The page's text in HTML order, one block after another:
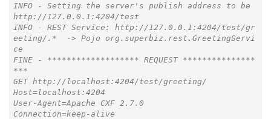
INFO - Setting the server's publish address to be
http://127.0.0.1:4204/test
INFO - REST Service: http://127.0.0.1:4204/test/gr
eeting/.*  -> Pojo org.superbiz.rest.GreetingServi
ce
FINE - ******************* REQUEST ***************
***
GET http://localhost:4204/test/greeting/
Host=localhost:4204
User-Agent=Apache CXF 2.7.0
Connection=keep-alive